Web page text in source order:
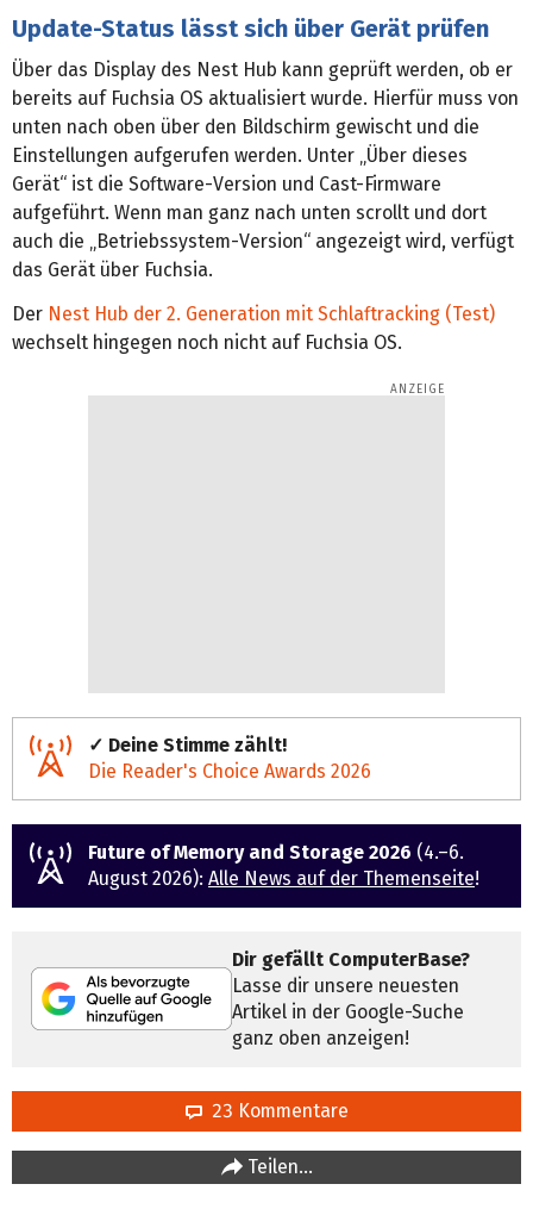
Update-Status lässt sich über Gerät prüfen
Über das Display des Nest Hub kann geprüft werden, ob er
bereits auf Fuchsia OS aktualisiert wurde. Hierfür muss von
unten nach oben über den Bildschirm gewischt und die
Einstellungen aufgerufen werden. Unter „Über dieses
Gerät“ ist die Software-Version und Cast-Firmware
aufgeführt. Wenn man ganz nach unten scrollt und dort
auch die „Betriebssystem-Version“ angezeigt wird, verfügt
das Gerät über Fuchsia.
Der Nest Hub der 2. Generation mit Schlaftracking (Test)
wechselt hingegen noch nicht auf Fuchsia OS.
✓ Deine Stimme zählt!
Die Reader's Choice Awards 2026
Future of Memory and Storage 2026 (4.–6.
August 2026): Alle News auf der Themenseite!
Dir gefällt ComputerBase?
Lasse dir unsere neuesten
Artikel in der Google-Suche
ganz oben anzeigen!
23 Kommentare
Teilen…